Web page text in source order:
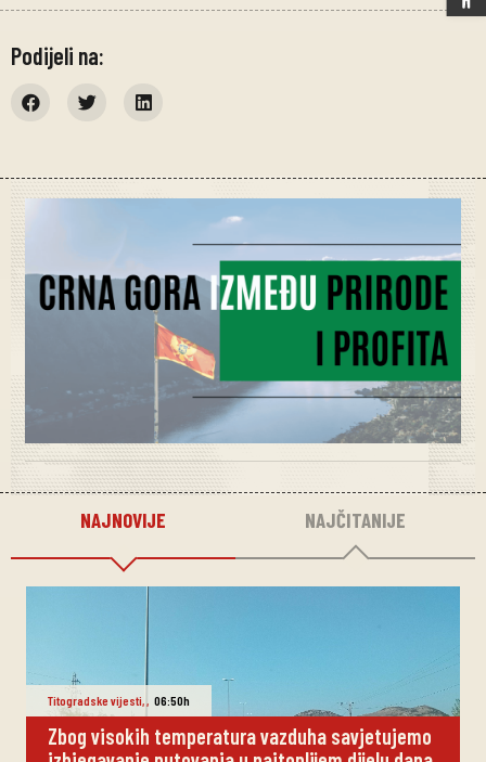
Podijeli na:
NAJNOVIJE NAJČITANIJE
Titogradske vijesti,, 06:50h
Zbog visokih temperatura vazduha savjetujemo